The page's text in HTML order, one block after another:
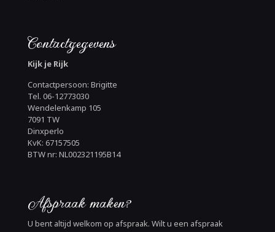
Contactgegevens
Kijk je Rijk
Contactpersoon: Brigitte
Tel. 06-12773030
Wendelenkamp 105
7091 TW
Dinxperlo
KvK: 67157505
BTW nr: NL002321195B14
Afspraak maken?
U bent altijd welkom op afspraak. Wilt u een afspraak